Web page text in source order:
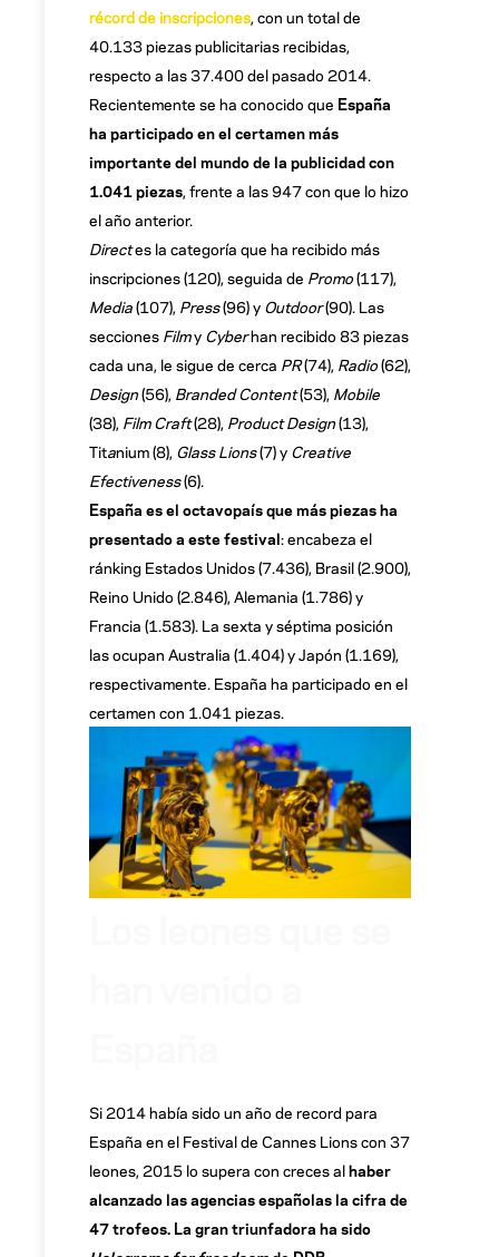
récord de inscripciones, con un total de
40.133 piezas publicitarias recibidas,
respecto a las 37.400 del pasado 2014.
Recientemente se ha conocido que España
ha participado en el certamen más
importante del mundo de la publicidad con
1.041 piezas, frente a las 947 con que lo hizo
el año anterior.
Directes la categoría que ha recibido más
inscripciones (120), seguida de Promo(117),
Media(107), Press(96) y Outdoor(90). Las
secciones Filmy Cyberhan recibido 83 piezas
cada una, le sigue de cerca PR(74), Radio(62),
Design(56), Branded Content(53), Mobile
(38), Film Craft(28), Product Design(13),
Titanium (8), Glass Lions(7) y Creative
Efectiveness(6).
España es el octavopaís que más piezas ha
presentado a este festival: encabeza el
ránking Estados Unidos (7.436), Brasil (2.900),
Reino Unido (2.846), Alemania (1.786) y
Francia (1.583). La sexta y séptima posición
las ocupan Australia (1.404) y Japón (1.169),
respectivamente. España ha participado en el
certamen con 1.041 piezas.
Si 2014 había sido un año de record para
España en el Festival de Cannes Lions con 37
leones, 2015 lo supera con creces alhaber
alcanzado las agencias españolas la cifra de
47 trofeos. La gran triunfadora ha sido